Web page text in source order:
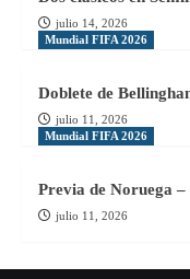
julio 14, 2026
Mundial FIFA 2026
Doblete de
julio 11, 2026
Mundial FIFA 2026
Previa de Noruega
julio 11, 2026